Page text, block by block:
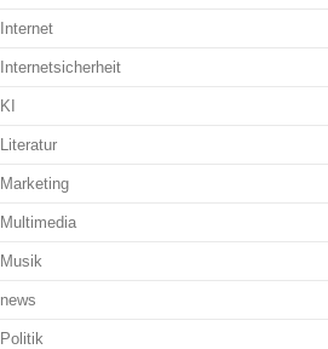
Internet
Internetsicherheit
KI
Literatur
Marketing
Multimedia
Musik
news
Politik